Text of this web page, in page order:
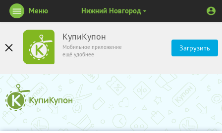
КупиКупон
Мобильное приложение
ещё удобнее
Загрузить
Меню Нижний Новгород